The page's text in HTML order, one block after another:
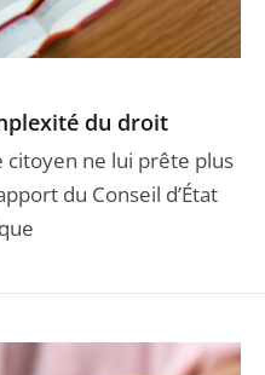
du droit
citoyen ne lui prête plus
du Conseil d’État